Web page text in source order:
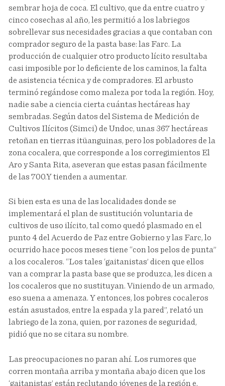
sembrar hoja de coca. El cultivo, que da entre cuatro y
cinco cosechas al año, les permitió a los labriegos
sobrellevar sus necesidades gracias a que contaban con
comprador seguro de la pasta base: las Farc. La
producción de cualquier otro producto lícito resultaba
casi imposible por lo deficiente de los caminos, la falta
de asistencia técnica y de compradores. El arbusto
terminó regándose como maleza por toda la región. Hoy,
nadie sabe a ciencia cierta cuántas hectáreas hay
sembradas. Según datos del Sistema de Medición de
Cultivos Ilícitos (Simci) de Undoc, unas 367 hectáreas
retoñan en tierras itüanguinas, pero los pobladores de la
zona cocalera, que corresponde a los corregimientos El
Aro y Santa Rita, aseveran que estas pasan fácilmente
de las 700.Y tienden a aumentar.
Si bien esta es una de las localidades donde se
implementará el plan de sustitución voluntaria de
cultivos de uso ilícito, tal como quedó plasmado en el
punto 4 del Acuerdo de Paz entre Gobierno y las Farc, lo
ocurrido hace pocos meses tiene “con los pelos de punta”
a los cocaleros. “Los tales ‘gaitanistas’ dicen que ellos
van a comprar la pasta base que se produzca, les dicen a
los cocaleros que no sustituyan. Viniendo de un armado,
eso suena a amenaza. Y entonces, los pobres cocaleros
están asustados, entre la espada y la pared”, relató un
labriego de la zona, quien, por razones de seguridad,
pidió que no se citara su nombre.
Las preocupaciones no paran ahí. Los rumores que
corren montaña arriba y montaña abajo dicen que los
‘gaitanistas’ están reclutando jóvenes de la región e,